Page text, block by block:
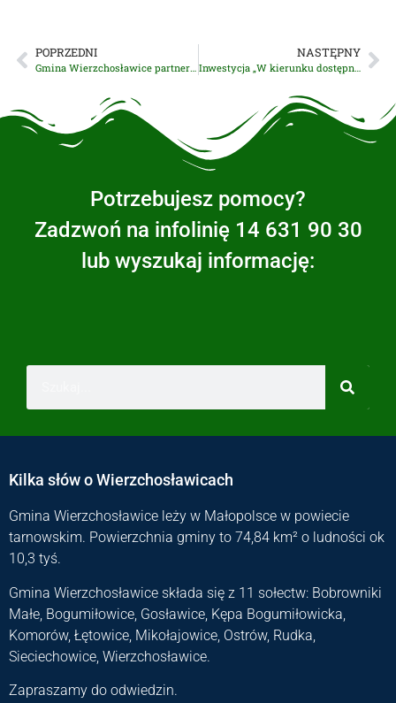
POPRZEDNI
Gmina Wierzchosławice partnerem projektu w którym uczestniczyli Mali SWOJACY!
NASTĘPNY
Inwestycja „W kierunku dostępności w Urzędzie Gminy Wierzchosławice” zakończona!
Potrzebujesz pomocy?
Zadzwoń na infolinię 14 631 90 30
lub wyszukaj informację:
Kilka słów o Wierzchosławicach
Gmina Wierzchosławice leży w Małopolsce w powiecie
tarnowskim. Powierzchnia gminy to 74,84 km² o ludności ok
10,3 tyś.
Gmina Wierzchosławice składa się z 11 sołectw: Bobrowniki
Małe, Bogumiłowice, Gosławice, Kępa Bogumiłowicka,
Komorów, Łętowice, Mikołajowice, Ostrów, Rudka,
Sieciechowice, Wierzchosławice.
Zapraszamy do odwiedzin.